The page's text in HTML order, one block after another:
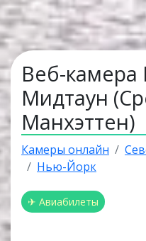
Веб-
Мидтаун
Манхэттен)
Камеры онлайн
Нью-Йорк
✈ Авиабилеты